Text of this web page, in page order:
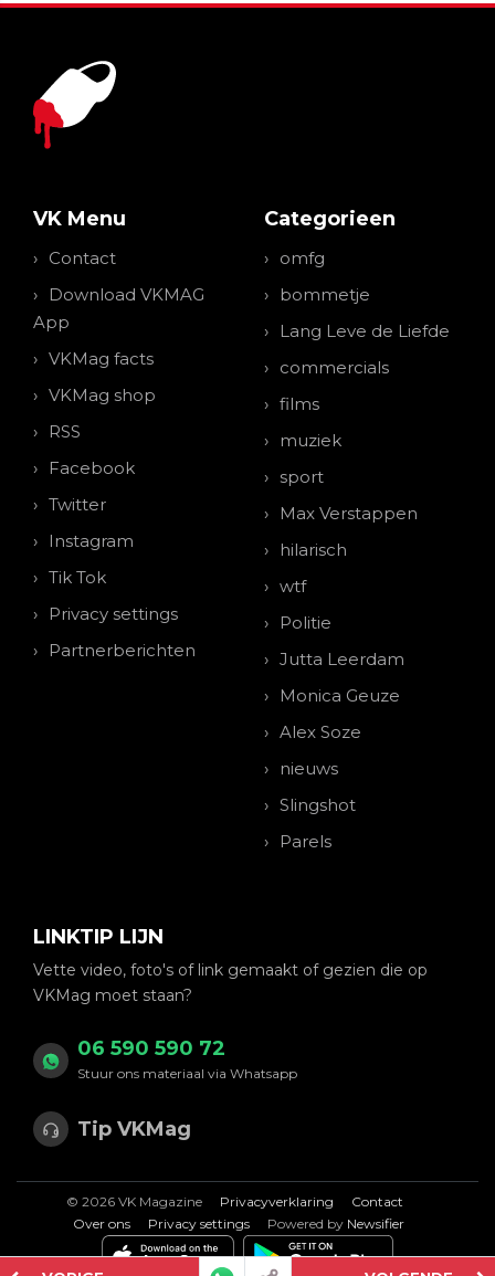
VK Menu
Contact
Download VKMAG
App
VKMag facts
VKMag shop
RSS
Facebook
Twitter
Instagram
Tik Tok
Privacy settings
Partnerberichten
Categorieen
omfg
bommetje
Lang Leve de Liefde
commercials
films
muziek
sport
Max Verstappen
hilarisch
wtf
Politie
Jutta Leerdam
Monica Geuze
Alex Soze
nieuws
Slingshot
Parels
LINKTIP LIJN
Vette video, foto's of link gemaakt of gezien die op
VKMag moet staan?
06 590 590 72
Stuur ons materiaal via Whatsapp
Tip VKMag
© 2026 VK Magazine Privacyverklaring
Contact
Over ons
Privacy settings Powered by Newsifier